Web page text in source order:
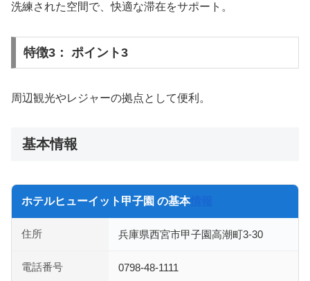
洗練された空間で、快適な滞在をサポート。
特徴3： ポイント3
周辺観光やレジャーの拠点として便利。
基本情報
ホテルヒューイット甲子園 の基本情報
住所 兵庫県西宮市甲子園高潮町3-30
電話番号 0798-48-1111